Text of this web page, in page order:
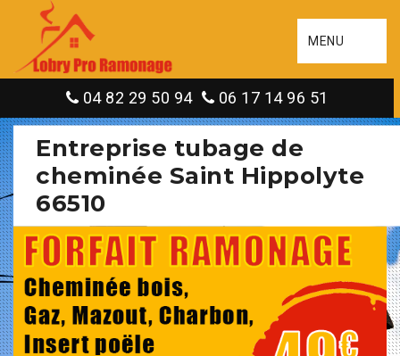
MENU
04 82 29 50 94 06 17 14 96 51
Entreprise tubage de
cheminée Saint Hippolyte
66510